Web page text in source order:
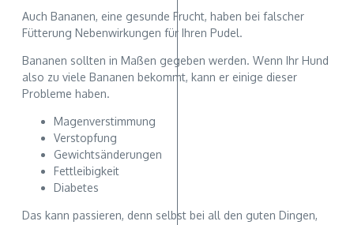
Auch Bananen, eine gesunde Frucht, haben bei falscher
Fütterung Nebenwirkungen für Ihren Pudel.
Bananen sollten in Maßen gegeben werden. Wenn Ihr Hund
also zu viele Bananen bekommt, kann er einige dieser
Probleme haben.
Magenverstimmung
Verstopfung
Gewichtsänderungen
Fettleibigkeit
Diabetes
Das kann passieren, denn selbst bei all den guten Dingen,